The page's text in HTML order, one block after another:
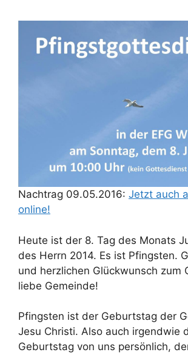
Nachtrag 09.05.2016: Jetzt auch
online!
Heute ist der 8. Tag des Monats
des Herrn 2014. Es ist Pfingsten.
und herzlichen Glückwunsch zum
liebe Gemeinde!
Pfingsten ist der Geburtstag der
Jesu Christi. Also auch irgendwie
Geburtstag von uns persönlich,